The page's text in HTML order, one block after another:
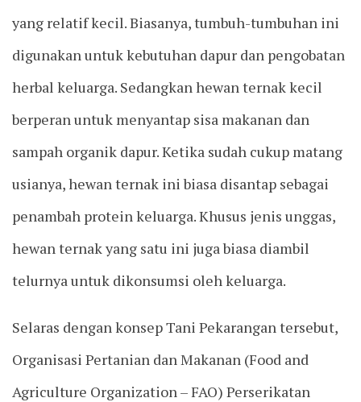
yang relatif kecil. Biasanya, tumbuh-tumbuhan ini
digunakan untuk kebutuhan dapur dan pengobatan
herbal keluarga. Sedangkan hewan ternak kecil
berperan untuk menyantap sisa makanan dan
sampah organik dapur. Ketika sudah cukup matang
usianya, hewan ternak ini biasa disantap sebagai
penambah protein keluarga. Khusus jenis unggas,
hewan ternak yang satu ini juga biasa diambil
telurnya untuk dikonsumsi oleh keluarga.
Selaras dengan konsep Tani Pekarangan tersebut,
Organisasi Pertanian dan Makanan (Food and
Agriculture Organization – FAO) Perserikatan